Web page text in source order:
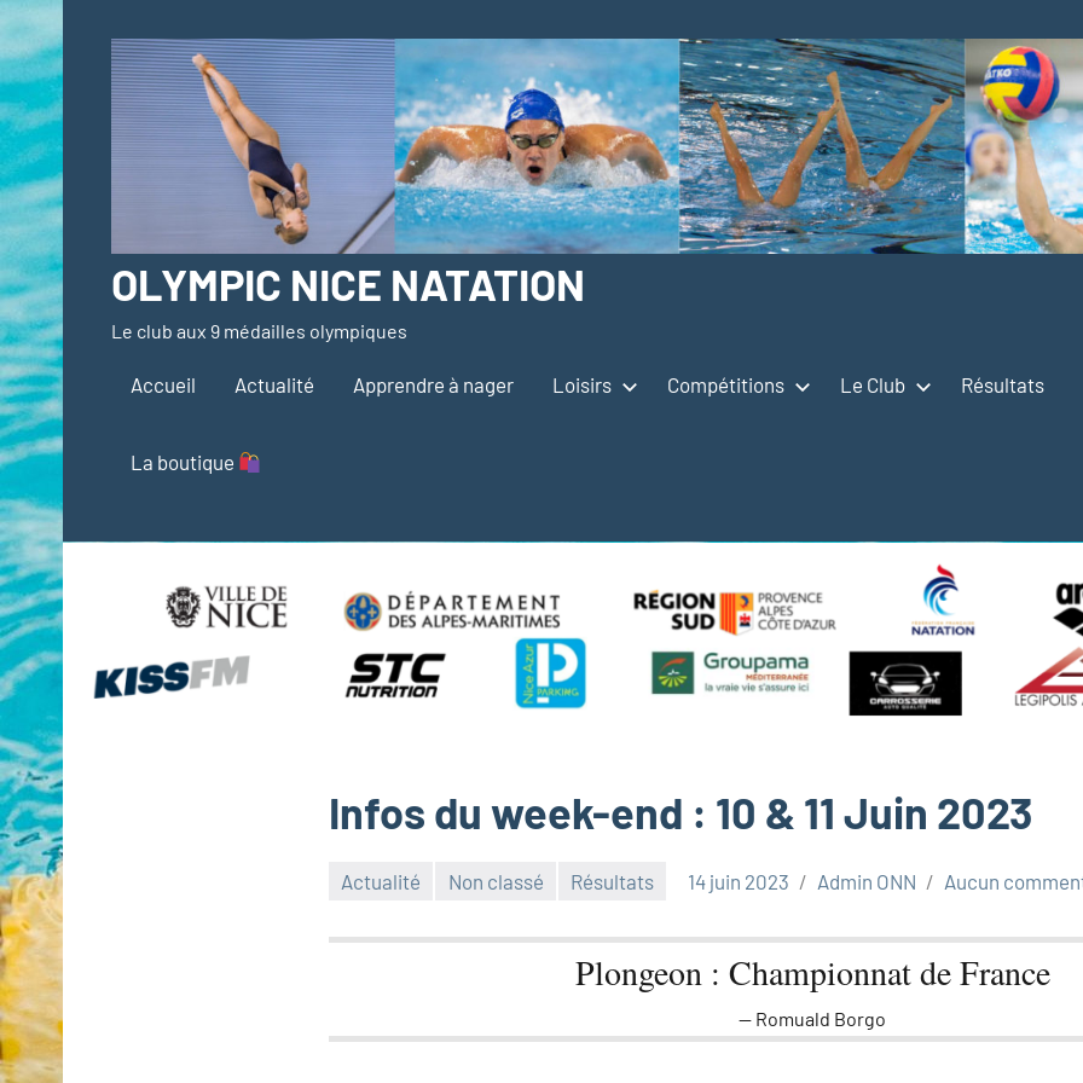
au
contenu
OLYMPIC NICE NATATION
Le club aux 9 médailles olympiques
Accueil Actualité Apprendre à nager Loisirs Compétitions Le Club Résultats
La boutique
Infos du week-end : 10 & 11 Juin 2023
Actualité Non classé Résultats 14 juin 2023 Admin ONN Aucun
Plongeon : Championnat de France
Romuald Borgo